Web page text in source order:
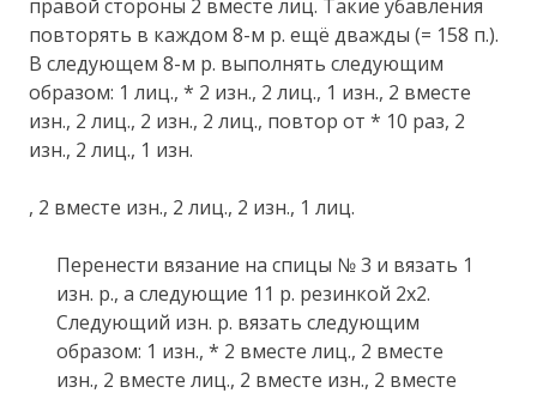
правой стороны 2 вместе лиц. Такие убавления
повторять в каждом 8-м р. ещё дважды (= 158 п.).
В следующем 8-м р. выполнять следующим
образом: 1 лиц., * 2 изн., 2 лиц., 1 изн., 2 вместе
изн., 2 лиц., 2 изн., 2 лиц., повтор от * 10 раз, 2
изн., 2 лиц., 1 изн.
, 2 вместе изн., 2 лиц., 2 изн., 1 лиц.
Перенести вязание на спицы № 3 и вязать 1
изн. р., а следующие 11 р. резинкой 2х2.
Следующий изн. р. вязать следующим
образом: 1 изн., * 2 вместе лиц., 2 вместе
изн., 2 вместе лиц., 2 вместе изн., 2 вместе